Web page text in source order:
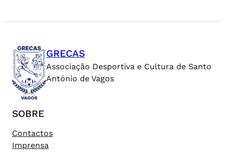
GRECAS
Associação Desportiva e Cultura de Santo
António de Vagos
SOBRE
Contactos
Imprensa